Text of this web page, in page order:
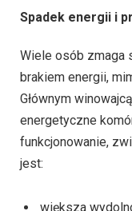
Spadek energii i
Wiele osób zmaga
brakiem energii,
Głównym
energetyczne
funkcjonowanie,
jest:
większa